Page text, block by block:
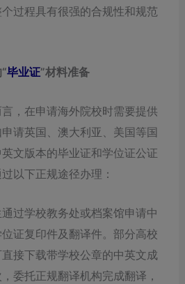
过程具有很强的合规性和规范
毕业证”材料准备
，在申请海外院校时需要提供
请英国、澳大利亚、美国等国
文版本的毕业证和学位证公证
以下正规途径办理：
过学校教务处或档案馆申请中
证复印件及翻译件。部分高校
接下载带学校公章的中英文成
委托正规翻译机构完成翻译，